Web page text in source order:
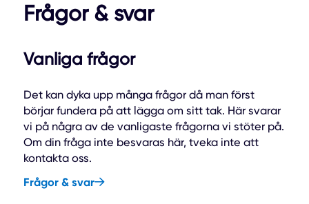
Frågor & svar
Vanliga frågor
Det kan dyka upp många frågor då man först
börjar fundera på att lägga om sitt tak. Här svarar
vi på några av de vanligaste frågorna vi stöter på.
Om din fråga inte besvaras här, tveka inte att
kontakta oss.
Frågor & svar